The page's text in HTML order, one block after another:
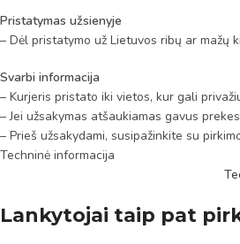
Pristatymas užsienyje
– Dėl pristatymo už Lietuvos ribų ar mažų
Svarbi informacija
– Kurjeris pristato iki vietos, kur gali
– Jei užsakymas atšaukiamas gavus
– Prieš užsakydami, susipažinkite su
Techninė informacija
Lankytojai taip pat